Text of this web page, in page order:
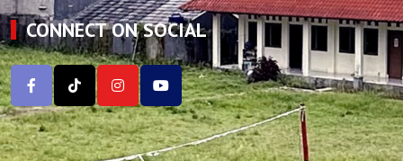
CONNECT ON SOCIAL